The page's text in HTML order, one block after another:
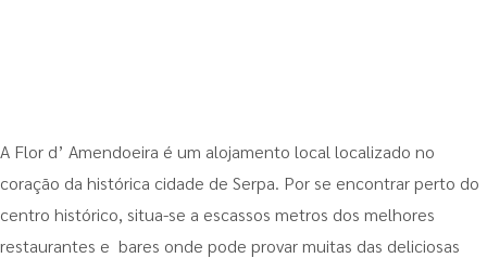
A Flor d’ Amendoeira é um alojamento local localizado no
coração da histórica cidade de Serpa. Por se encontrar perto do
centro histórico, situa-se a escassos metros dos melhores
restaurantes e bares onde pode provar muitas das deliciosas